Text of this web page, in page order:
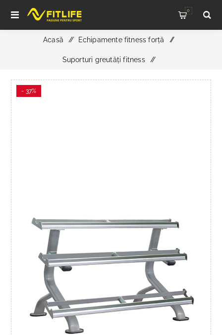
0
Acasă / Echipamente fitness forță /
Suporturi greutăți fitness /
Suport Gantere Hexagonale IT 7018 Impulse Fitness
- 37%